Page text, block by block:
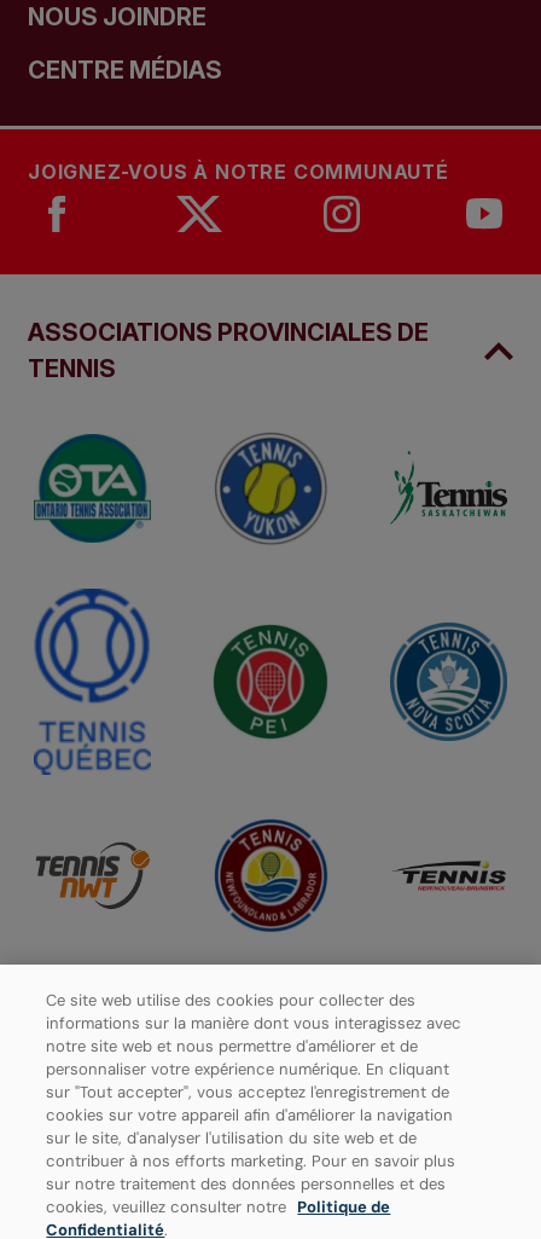
NOUS JOINDRE
CENTRE MÉDIAS
JOIGNEZ-VOUS À NOTRE COMMUNAUTÉ
ASSOCIATIONS PROVINCIALES DE
TENNIS
Politique de confidentialité
Ce site web utilise des cookies pour collecter des
informations sur la manière dont vous interagissez avec
notre site web et nous permettre d'améliorer et de
personnaliser votre expérience numérique. En cliquant
sur "Tout accepter", vous acceptez l'enregistrement de
cookies sur votre appareil afin d'améliorer la navigation
sur le site, d'analyser l'utilisation du site web et de
contribuer à nos efforts marketing. Pour en savoir plus
sur notre traitement des données personnelles et des
cookies, veuillez consulter notre Politique de
Confidentialité.